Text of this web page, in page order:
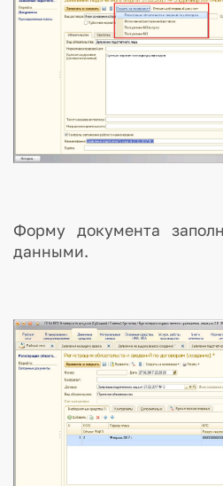
Форму документа
данными.